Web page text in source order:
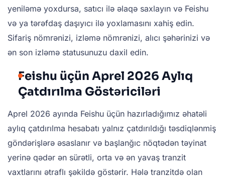
yeniləmə yoxdursa, satıcı ilə əlaqə saxlayın və Feishu
və ya tərəfdaş daşıyıcı ilə yoxlamasını xahiş edin.
Sifariş nömrənizi, izləmə nömrənizi, alıcı şəhərinizi və
ən son izləmə statusunuzu daxil edin.
Feishu üçün Aprel 2026 Aylıq
Çatdırılma Göstəriciləri
Aprel 2026 ayında Feishu üçün hazırladığımız əhatəli
aylıq çatdırılma hesabatı yalnız çatdırıldığı təsdiqlənmiş
göndərişlərə əsaslanır və başlanğıc nöqtədən təyinat
yerinə qədər ən sürətli, orta və ən yavaş tranzit
vaxtlarını ətraflı şəkildə göstərir. Hələ tranzitdə olan